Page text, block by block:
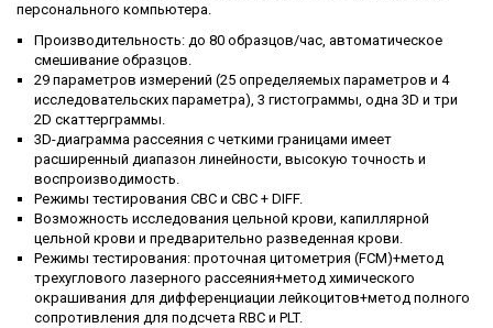
персонального компьютера.
Производительность: до 80 образцов/час, автоматическое
смешивание образцов.
29 параметров измерений (25 определяемых параметров и 4
исследовательских параметра), 3 гистограммы, одна 3D и три
2D скаттерграммы.
3D-диаграмма рассеяния с четкими границами имеет
расширенный диапазон линейности, высокую точность и
воспроизводимость.
Режимы тестирования СВС и СВС + DIFF.
Возможность исследования цельной крови, капиллярной
цельной крови и предварительно разведенная крови.
Режимы тестирования: проточная цитометрия (FCM)+метод
трехуглового лазерного рассеяния+метод химического
окрашивания для дифференциации лейкоцитов+метод полного
сопротивления для подсчета RBC и PLT.